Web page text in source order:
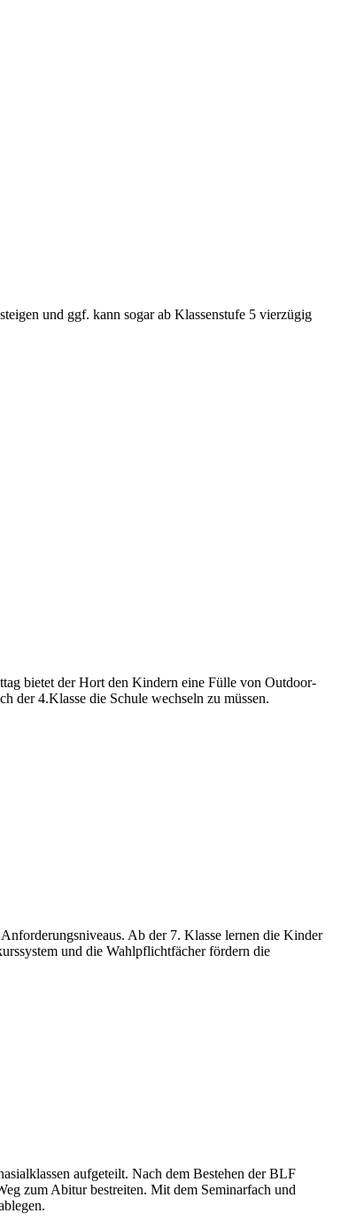
und ggf. kann sogar ab Klassenstufe 5 vierzügig
bietet der Hort den Kindern eine Fülle von Outdoor-
der 4.Klasse die Schule wechseln zu müssen.
Ab der 7. Klasse lernen die Kinder
und die Wahlpflichtfächer fördern die
aufgeteilt. Nach dem Bestehen der BLF
zum Abitur bestreiten. Mit dem Seminarfach und